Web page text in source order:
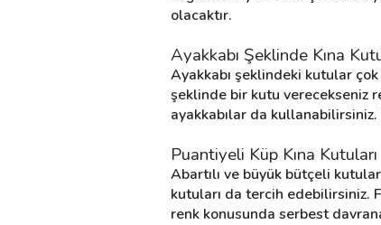
olacaktır.
Ayakkabı Şeklinde Kına
Ayakkabı şeklindeki kutular
şeklinde bir kutu verecekseniz
ayakkabılar da
Puantiyeli Küp Kına Kutuları
Abartılı ve büyük bütçeli
kutuları da tercih edebilirsiniz.
renk konusunda serbest